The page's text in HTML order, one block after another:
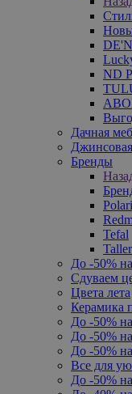
ND
Дачная
Бренды
Tefal
Taller
До -50%
Сдуваем
Цвета лета
Керамика
До -50%
До -50%
До -50%
Все для
До -50%